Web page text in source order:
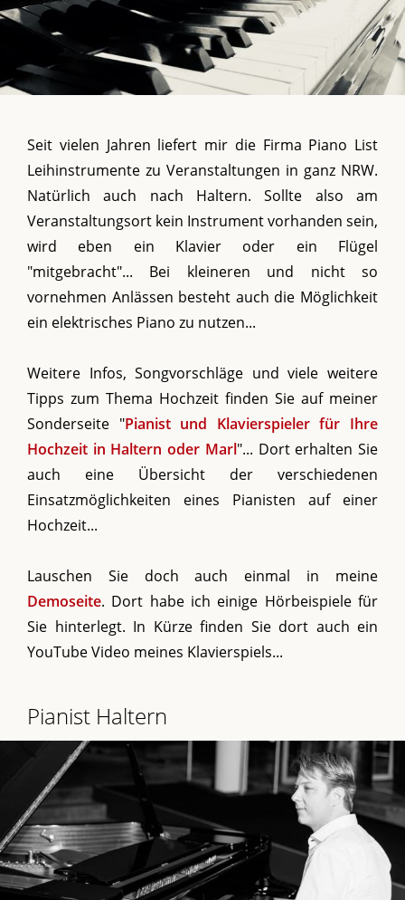
Seit vielen Jahren liefert mir die Firma Piano List
Leihinstrumente zu Veranstaltungen in ganz NRW.
Natürlich auch nach Haltern. Sollte also am
Veranstaltungsort kein Instrument vorhanden sein,
wird eben ein Klavier oder ein Flügel
"mitgebracht"... Bei kleineren und nicht so
vornehmen Anlässen besteht auch die Möglichkeit
ein elektrisches Piano zu nutzen...
Weitere Infos, Songvorschläge und viele weitere
Tipps zum Thema Hochzeit finden Sie auf meiner
Sonderseite "Pianist und Klavierspieler für Ihre
Hochzeit in Haltern oder Marl"... Dort erhalten Sie
auch eine Übersicht der verschiedenen
Einsatzmöglichkeiten eines Pianisten auf einer
Hochzeit...
Lauschen Sie doch auch einmal in meine
Demoseite. Dort habe ich einige Hörbeispiele für
Sie hinterlegt. In Kürze finden Sie dort auch ein
YouTube Video meines Klavierspiels...
Pianist Haltern